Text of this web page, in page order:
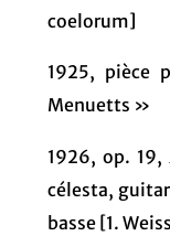
coelorum]
1925, pièce
Menuetts »
1926, op. 19,
célesta,
basse [1.